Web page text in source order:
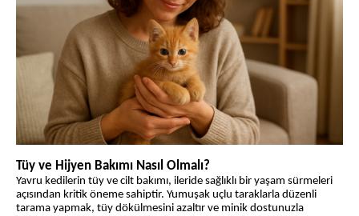
Tüy ve Hijyen Bakımı Nasıl Olmalı?
Yavru kedilerin tüy ve cilt bakımı, ileride sağlıklı bir yaşam sürmeleri
açısından kritik öneme sahiptir. Yumuşak uçlu taraklarla düzenli
tarama yapmak, tüy dökülmesini azaltır ve minik dostunuzla